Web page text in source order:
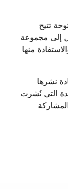
تتيح
إلى مجموعة
منها
نشرها
التي نُشرت